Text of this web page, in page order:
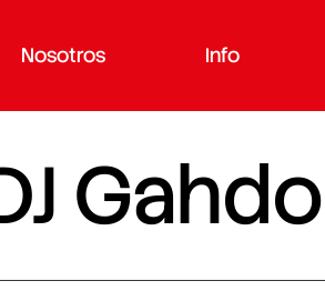
Nosotros
Info